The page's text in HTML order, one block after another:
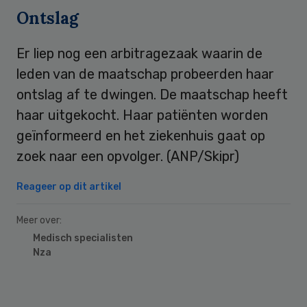
Ontslag
Er liep nog een arbitragezaak waarin de
leden van de maatschap probeerden haar
ontslag af te dwingen. De maatschap heeft
haar uitgekocht. Haar patiënten worden
geïnformeerd en het ziekenhuis gaat op
zoek naar een opvolger. (ANP/Skipr)
Reageer op dit artikel
Meer over:
Medisch specialisten
Nza